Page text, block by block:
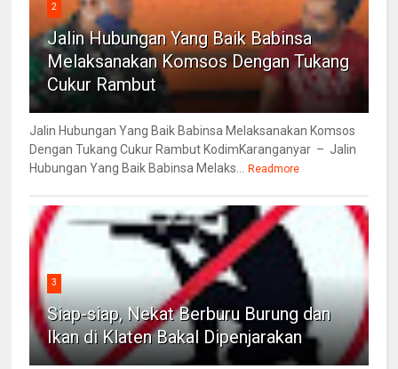
2
Jalin Hubungan Yang Baik Babinsa
Melaksanakan Komsos Dengan Tukang
Cukur Rambut
Jalin Hubungan Yang Baik Babinsa Melaksanakan Komsos
Dengan Tukang Cukur Rambut KodimKaranganyar – Jalin
Hubungan Yang Baik Babinsa Melaks... Readmore
3
Siap-siap, Nekat Berburu Burung dan
Ikan di Klaten Bakal Dipenjarakan